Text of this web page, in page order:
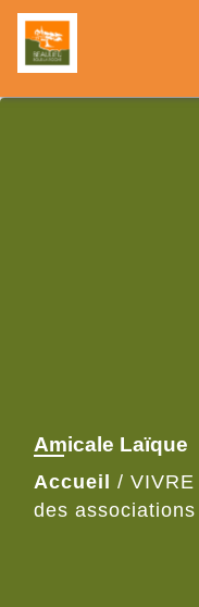
Amicale Laïque
Accueil / VIVRE
des associations